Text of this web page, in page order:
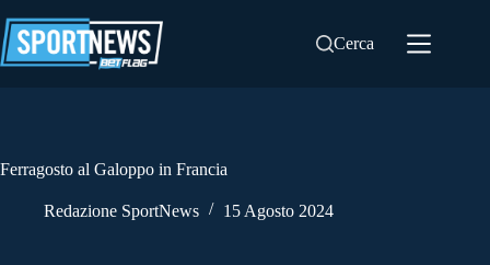
al
contenuto
Cerca
Ferragosto al Galoppo in Francia
Redazione SportNews 15 Agosto 2024